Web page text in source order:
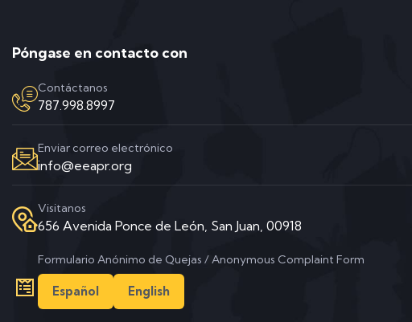
Póngase en contacto con
Contáctanos
787.998.8997
Enviar correo electrónico
info@eeapr.org
Visitanos
656 Avenida Ponce de León, San Juan, 00918
Formulario Anónimo de Quejas / Anonymous Complaint Form
Español English